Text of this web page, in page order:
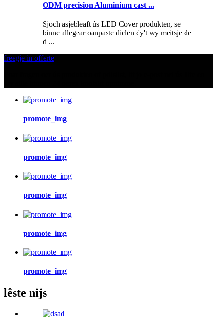
ODM precision Aluminium cast ...
Sjoch asjebleaft ús LED Cover produkten, se
binne allegear oanpaste dielen dy't wy meitsje de
d ...
freegje in offerte
promote_img
promote_img
promote_img
promote_img
promote_img
lêste nijs